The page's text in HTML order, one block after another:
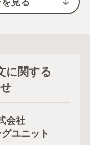
に関する
会社
ユニット